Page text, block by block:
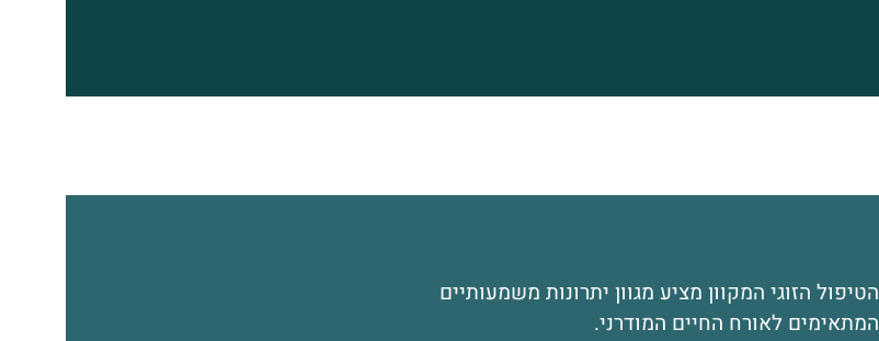
הטיפול הזוגי המקוון מציע מגוון יתרונות משמעותיים
המתאימים לאורח החיים המודרני.